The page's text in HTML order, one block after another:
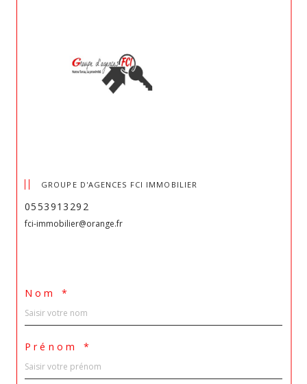
GROUPE D'AGENCES FCI IMMOBILIER
0553913292
fci-immobilier@orange.fr
Nom *
Prénom *